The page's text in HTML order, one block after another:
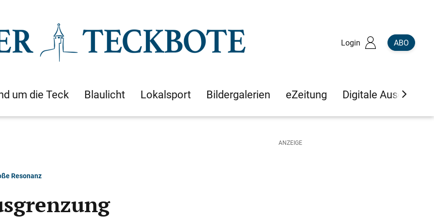
Login ABO
um die Teck Blaulicht Lokalsport Bildergalerien eZeitung Digitale Ausgaben
Resonanz